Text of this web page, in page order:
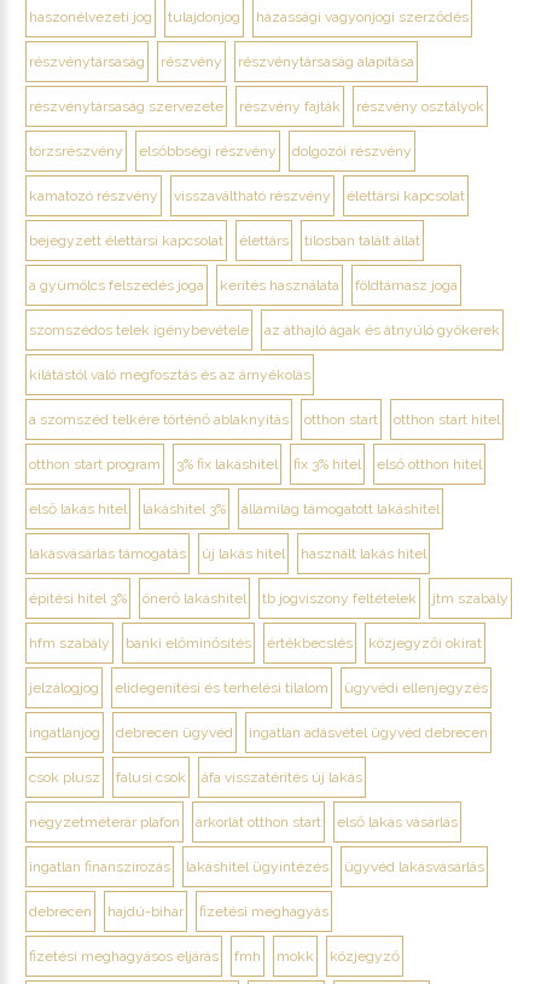
haszonélvezeti jog tulajdonjog házassági vagyonjogi szerződés
részvénytársaság részvény részvénytársaság alapítása
részvénytársaság szervezete részvény fajták részvény osztályok
törzsrészvény elsőbbségi részvény dolgozói részvény
kamatozó részvény visszaváltható részvény élettársi kapcsolat
bejegyzett élettársi kapcsolat élettárs tilosban talált állat
a gyümölcs felszedés joga kerítés használata földtámasz joga
szomszédos telek igénybevétele az áthajló ágak és átnyúló gyökerek
kilátástól való megfosztás és az árnyékolás
a szomszéd telkére történő ablaknyitás otthon start otthon start hitel
otthon start program 3% fix lakáshitel fix 3% hitel első otthon hitel
első lakás hitel lakáshitel 3% államilag támogatott lakáshitel
lakásvásárlás támogatás új lakás hitel használt lakás hitel
építési hitel 3% önerő lakáshitel tb jogviszony feltételek jtm szabály
hfm szabály banki előminősítés értékbecslés közjegyzői okirat
jelzálogjog elidegenítési és terhelési tilalom ügyvédi ellenjegyzés
ingatlanjog debrecen ügyvéd ingatlan adásvétel ügyvéd debrecen
csok plusz falusi csok áfa visszatérítés új lakás
négyzetméterár plafon árkorlát otthon start első lakás vásárlás
ingatlan finanszírozás lakáshitel ügyintézés ügyvéd lakásvásárlás
debrecen hajdú-bihar fizetési meghagyás
fizetési meghagyásos eljárás fmh mokk közjegyző